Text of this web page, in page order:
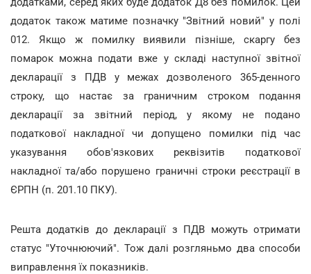
додаток також матиме позначку "Звітний новий" у полі
012. Якщо ж помилку виявили пізніше, скаргу без
помарок можна подати вже у складі наступної звітної
декларації з ПДВ у межах дозволеного 365-денного
строку, що настає за граничним строком подання
декларації за звітний період, у якому не подано
податкової накладної чи допущено помилки під час
указування обов'язкових реквізитів податкової
накладної та/або порушено граничні строки реєстрації в
ЄРПН (п. 201.10 ПКУ).
Решта додатків до декларації з ПДВ можуть отримати
статус "Уточнюючий". Тож далі розгляньмо два способи
виправлення їх показників.